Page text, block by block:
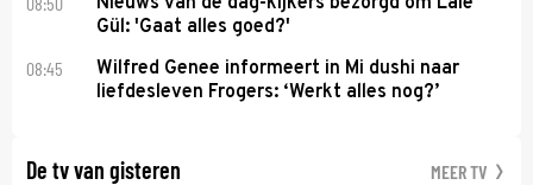
Gül: 'Gaat alles goed?'
08:45
Wilfred Genee informeert in Mi dushi naar
liefdesleven Frogers: ‘Werkt alles nog?’
De tv van gisteren MEER TV